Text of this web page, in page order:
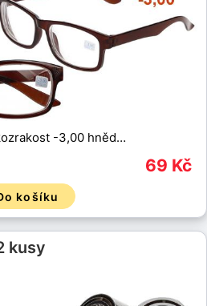
-3,00 hněd…
69 Kč
košíku
kusy